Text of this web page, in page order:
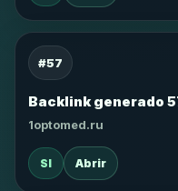
#57
Backlink generado
1optomed.ru
SI Abrir